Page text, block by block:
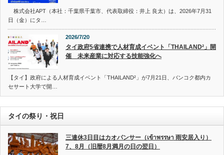
株式会社APT（本社：千葉県千葉市、代表取締役：井上 良太）は、2026年7月31
日（金）にタ…
2026/7/20
タイ政府5省連携で人材育成イベント「THAILAND²」開
催 未来産業に対応する技能強化へ
【タイ】政府による人材育成イベント「THAILAND²」が7月21日、バンコク都内カ
セサート大学で開…
タイの祭り・祝日
三連休3日目はカオパンサー（เข้าพรรษา 雨安居入り）
7、8月（旧暦8月満月の日の翌日）